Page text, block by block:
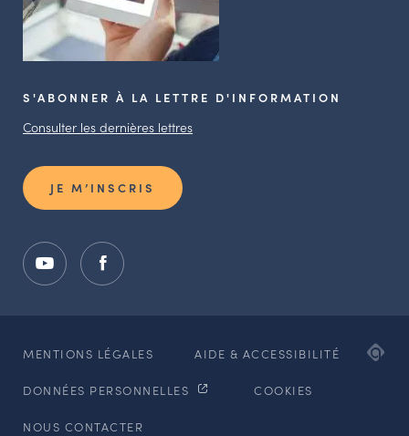
S'ABONNER À LA LETTRE D'INFORMATION
Consulter les dernières lettres
JE M’INSCRIS
MENTIONS LÉGALES AIDE & ACCESSIBILITÉ
DONNÉES PERSONNELLES COOKIES
NOUS CONTACTER